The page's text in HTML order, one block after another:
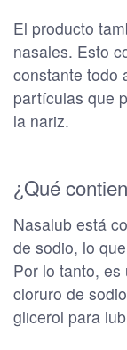
El producto
nasales. Esto
constante todo
partículas que
la nariz.
¿Qué
Nasalub está
de sodio, lo
Por lo tanto,
cloruro de
glicerol para